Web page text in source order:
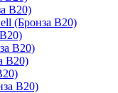
B20)
(Бронза B20)
B20)
B20)
B20)